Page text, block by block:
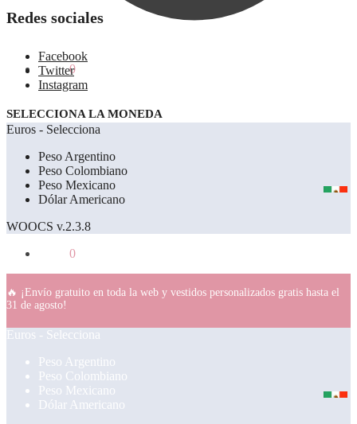
0.00€ 0
Redes sociales
Facebook
Twitter
Instagram
SELECCIONA LA MONEDA
Euros - Selecciona
Peso Argentino
Peso Colombiano
Peso Mexicano
Dólar Americano
WOOCS v.2.3.8
0
🔥 ¡Envío gratuito en toda la web y vestidos personalizados gratis hasta el
31 de agosto!
Euros - Selecciona
Peso Argentino
Peso Colombiano
Peso Mexicano
Dólar Americano